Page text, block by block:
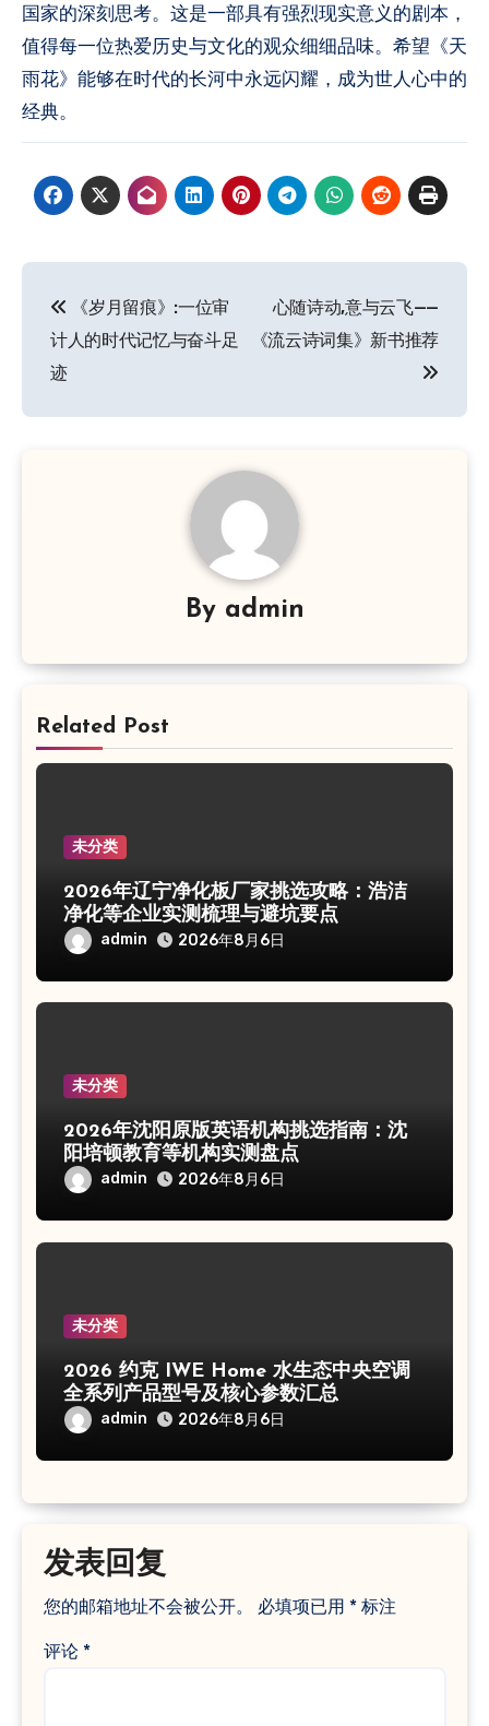
国家的深刻思考。这是一部具有强烈现实意义的剧本，
值得每一位热爱历史与文化的观众细细品味。希望《天
雨花》能够在时代的长河中永远闪耀，成为世人心中的
经典。
章
导
航
《岁月留痕》:一位审
计人的时代记忆与奋斗足
迹
心随诗动,意与云飞——
《流云诗词集》新书推荐
By admin
Related Post
未分类
2026年辽宁净化板厂家挑选攻略：浩洁
净化等企业实测梳理与避坑要点
admin 2026年8月6日
未分类
2026年沈阳原版英语机构挑选指南：沈
阳培顿教育等机构实测盘点
admin 2026年8月6日
未分类
2026 约克 IWE Home 水生态中央空调
全系列产品型号及核心参数汇总
admin 2026年8月6日
发表回复
您的邮箱地址不会被公开。 必填项已用 *标注
评论 *